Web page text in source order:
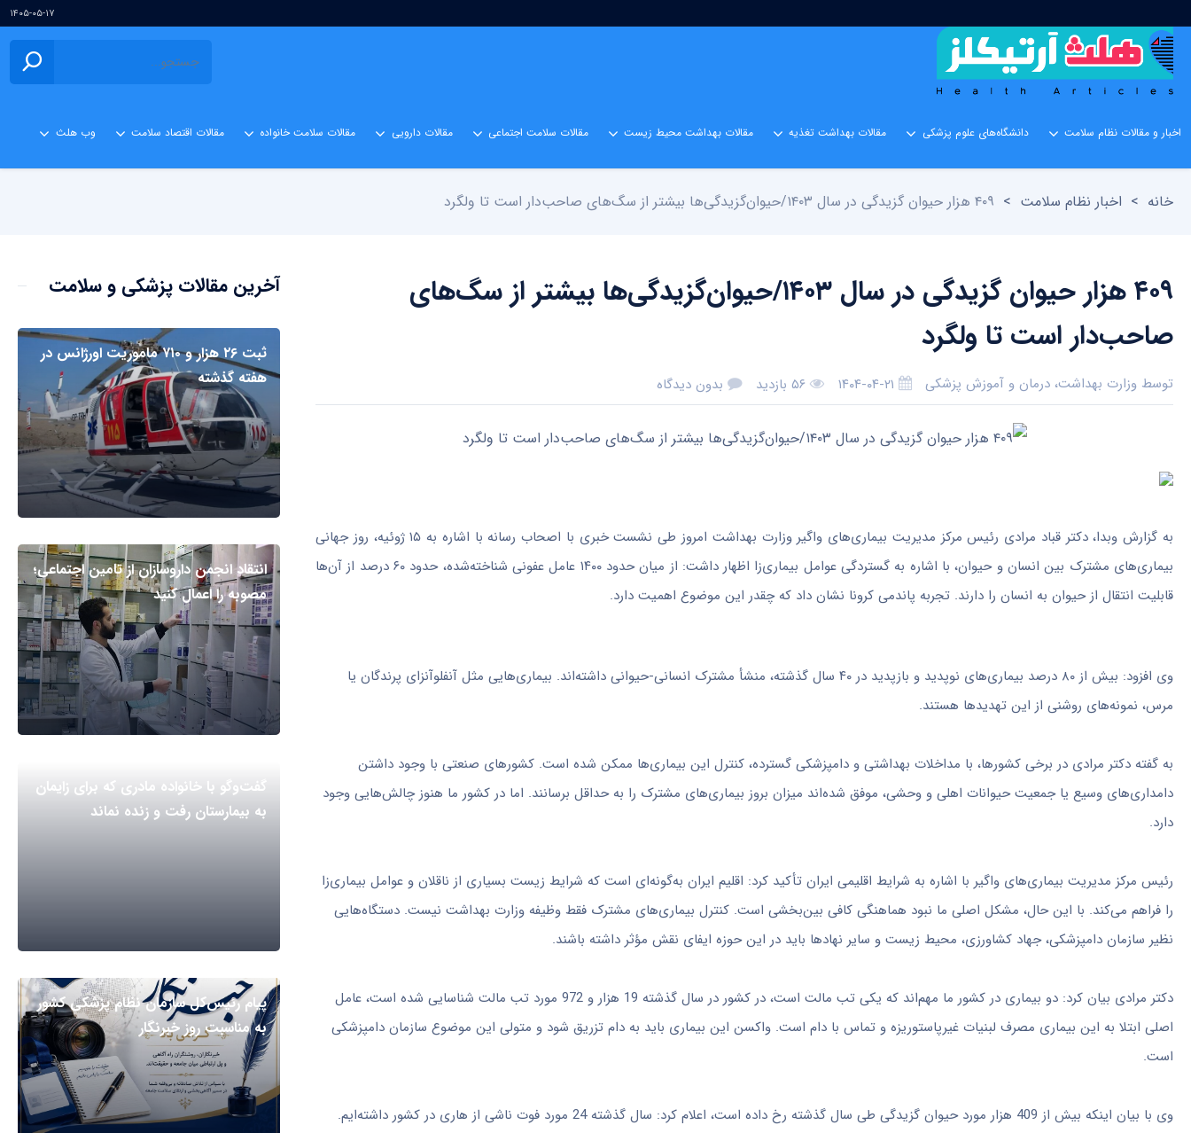
۱۴۰۵-۰۵-۱۷
اخبار و مقالات نظام سلامت دانشگاه‌های علوم پزشکی مقالات بهداشت تغذیه مقالات بهداشت محیط زیست مقالات سلامت اجتماعی مقالات دارویی مقالات سلامت خانواده مقالات اقتصاد سلامت وب هلث
خانه > اخبار نظام سلامت > ۴۰۹ هزار حیوان گزیدگی در سال ۱۴۰۳/حیوان‌گزیدگی‌ها بیشتر از سگ‌های صاحب‌دار است تا ولگرد
۴۰۹ هزار حیوان گزیدگی در سال ۱۴۰۳/حیوان‌گزیدگی‌ها بیشتر از سگ‌های
صاحب‌دار است تا ولگرد
توسط وزارت بهداشت، درمان و آموزش پزشکی ۱۴۰۴-۰۴-۲۱ ۵۶ بازدید بدون دیدگاه
به گزارش وبدا، دکتر قباد مرادی رئیس مرکز مدیریت بیماری‌های واگیر وزارت بهداشت امروز طی نشست خبری با اصحاب رسانه با اشاره به ۱۵ ژوئیه، روز جهانی
بیماری‌های مشترک بین انسان و حیوان، با اشاره به گستردگی عوامل بیماری‌زا اظهار داشت: از میان حدود ۱۴۰۰ عامل عفونی شناخته‌شده، حدود ۶۰ درصد از آن‌ها
قابلیت انتقال از حیوان به انسان را دارند. تجربه پاندمی کرونا نشان داد که چقدر این موضوع اهمیت دارد.
وی افزود: بیش از ۸۰ درصد بیماری‌های نوپدید و بازپدید در ۴۰ سال گذشته، منشأ مشترک انسانی-حیوانی داشته‌اند. بیماری‌هایی مثل آنفلوآنزای پرندگان یا
مرس، نمونه‌های روشنی از این تهدیدها هستند.
به گفته دکتر مرادی در برخی کشورها، با مداخلات بهداشتی و دامپزشکی گسترده، کنترل این بیماری‌ها ممکن شده است. کشورهای صنعتی با وجود داشتن
دامداری‌های وسیع یا جمعیت حیوانات اهلی و وحشی، موفق شده‌اند میزان بروز بیماری‌های مشترک را به حداقل برسانند. اما در کشور ما هنوز چالش‌هایی وجود
دارد.
رئیس مرکز مدیریت بیماری‌های واگیر با اشاره به شرایط اقلیمی ایران تأکید کرد: اقلیم ایران به‌گونه‌ای است که شرایط زیست بسیاری از ناقلان و عوامل بیماری‌زا
را فراهم می‌کند. با این حال، مشکل اصلی ما نبود هماهنگی کافی بین‌بخشی است. کنترل بیماری‌های مشترک فقط وظیفه وزارت بهداشت نیست. دستگاه‌هایی
نظیر سازمان دامپزشکی، جهاد کشاورزی، محیط زیست و سایر نهادها باید در این حوزه ایفای نقش مؤثر داشته باشند.
دکتر مرادی بیان کرد: دو بیماری در کشور ما مهم‌اند که یکی تب مالت است، در کشور در سال گذشته 19 هزار و 972 مورد تب مالت شناسایی شده است، عامل
اصلی ابتلا به این بیماری مصرف لبنیات غیرپاستوریزه و تماس با دام است. واکسن این بیماری باید به دام تزریق شود و متولی این موضوع سازمان دامپزشکی
است.
وی با بیان اینکه بیش از 409 هزار مورد حیوان گزیدگی طی سال گذشته رخ داده است، اعلام کرد: سال گذشته 24 مورد فوت ناشی از هاری در کشور داشته‌ایم.
آخرین مقالات پزشکی و سلامت
ثبت ۲۶ هزار و ۷۱۰ ماموریت اورژانس در
هفته گذشته
انتقاد انجمن داروسازان از تامین اجتماعی؛
مصوبه را اعمال کنید
گفت‌وگو با خانواده مادری که برای زایمان
به بیمارستان رفت و زنده نماند
پیام رئیس‌کل سازمان نظام پزشکی کشور
به مناسبت روز خبرنگار